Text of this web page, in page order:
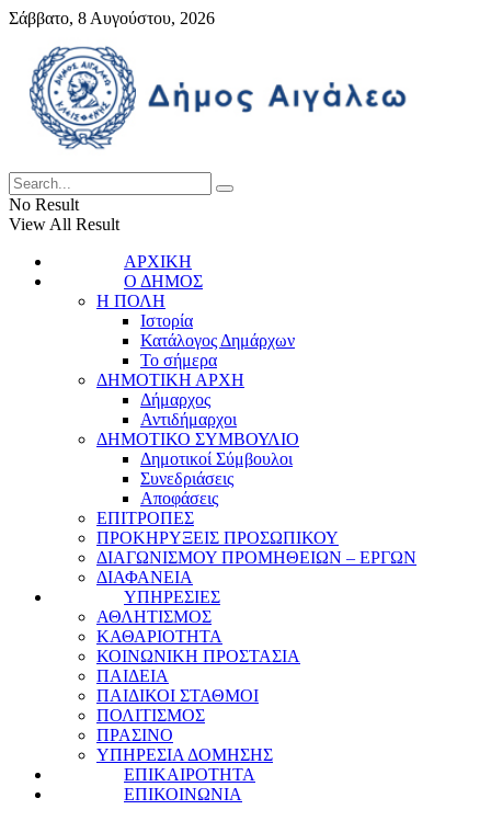
Σάββατο, 8 Αυγούστου, 2026
No Result
View All Result
ΑΡΧΙΚΗ
Ο ΔΗΜΟΣ
Η ΠΟΛΗ
Ιστορία
Κατάλογος Δημάρχων
Το σήμερα
ΔΗΜΟΤΙΚΗ ΑΡΧΗ
Δήμαρχος
Αντιδήμαρχοι
ΔΗΜΟΤΙΚΟ ΣΥΜΒΟΥΛΙΟ
Δημοτικοί Σύμβουλοι
Συνεδριάσεις
Αποφάσεις
ΕΠΙΤΡΟΠΕΣ
ΠΡΟΚΗΡΥΞΕΙΣ ΠΡΟΣΩΠΙΚΟΥ
ΔΙΑΓΩΝΙΣΜΟΥ ΠΡΟΜΗΘΕΙΩΝ – ΕΡΓΩΝ
ΔΙΑΦΑΝΕΙΑ
ΥΠΗΡΕΣΙΕΣ
ΑΘΛΗΤΙΣΜΟΣ
ΚΑΘΑΡΙΟΤΗΤΑ
ΚΟΙΝΩΝΙΚΗ ΠΡΟΣΤΑΣΙΑ
ΠΑΙΔΕΙΑ
ΠΑΙΔΙΚΟΙ ΣΤΑΘΜΟΙ
ΠΟΛΙΤΙΣΜΟΣ
ΠΡΑΣΙΝΟ
ΥΠΗΡΕΣΙΑ ΔΟΜΗΣΗΣ
ΕΠΙΚΑΙΡΟΤΗΤΑ
ΕΠΙΚΟΙΝΩΝΙΑ